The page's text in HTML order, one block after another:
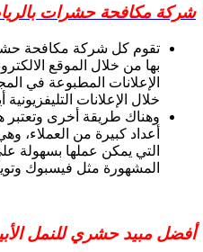
شركة مكافحة حشرات
تقوم كل شركة مكافحة
بها من خلال الموقع
الإعلانات المطبوعة في
خلال الإعلانات التليفزيونية
وهناك طريقة أخرى
أعداد كبيرة من
التي يمكن عملها بسهولة
المشهورة مثل فيسبوك
أفضل مبيد حشري للنمل